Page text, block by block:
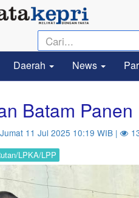
Daerah News
Batam
11 Jul 2025 10:19 WIB |
LPKA/LPP